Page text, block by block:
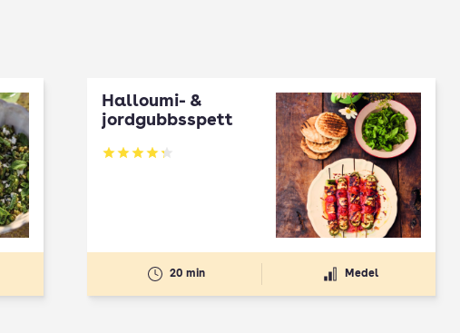
Halloumi- &
jordgubbsspett
Betyg: 4.3 av 5
20 min Medel